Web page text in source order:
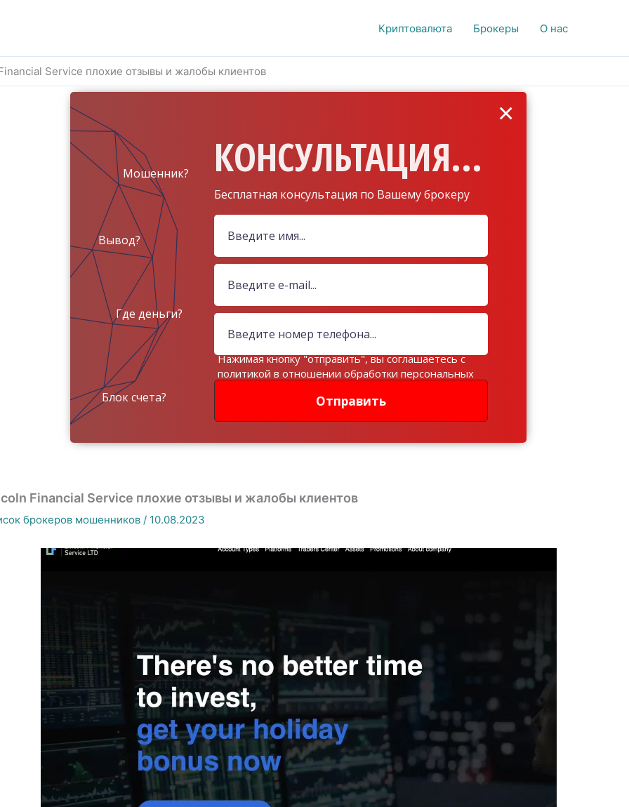
Криптовалюта Брокеры О нас
Service плохие отзывы и жалобы клиентов
КОНСУЛЬТАЦИЯ...
Бесплатная консультация по Вашему брокеру
Мошенник?
Вывод?
Где деньги?
Блок счета? Отправить
×
Нажимая кнопку "отправить", вы соглашаетесь с
политикой в отношении обработки персональных
Financial Service плохие отзывы и жалобы клиентов
брокеров мошенников / 10.08.2023